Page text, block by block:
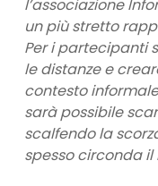
l’associazione
un più stretto
Per i partecipanti
le distanze e
contesto
sarà possibile
scalfendo la
spesso circonda